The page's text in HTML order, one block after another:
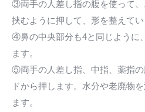
③両手の人差し指の腹を使って
挟むように押して、形を整えてい
④鼻の中央部分も4と同じように
ます。
⑤両手の人差し指、中指、薬指
ドから押します。水分や老廃物
ます。